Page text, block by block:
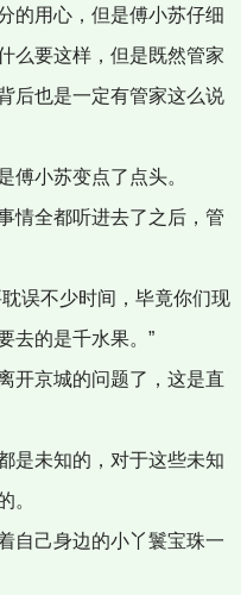
的用心，但是傅小苏仔细
么要这样，但是既然管家
后也是一定有管家这么说
小苏变点了点头。
情全都听进去了之后，管
误不少时间，毕竟你们现
去的是千水果。”
开京城的问题了，这是直
是未知的，对于这些未知
。
自己身边的小丫鬟宝珠一